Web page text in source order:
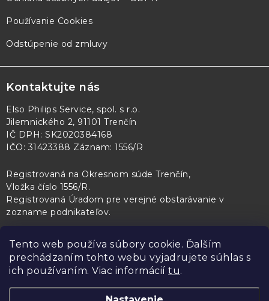
Tento web používa súbory cookie. Ďalším
prechádzaním tohto webu vyjadrujete súhlas s
ich používaním. Viac informácií tu.
Používanie Cookies
Odstúpenie od zmluvy
Kontaktujte nás
Elso Philips Service, spol. s r.o.
Jilemnického 2, 91101 Trenčín
IČ DPH: SK2020384168
IČO: 31423388 Záznam: 1556/R
Registrovaná na Okresnom súde Trenčín,
Vložka číslo 1556/R.
Registrovaná Úradom pre verejné obstarávanie v
zozname podnikateľov.
PL Servis Kontroltech Technický skúšobný ústav Piešťany